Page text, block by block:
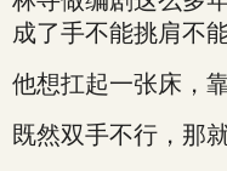
成了手不能挑肩不
他想扛起一张床，
既然双手不行，那